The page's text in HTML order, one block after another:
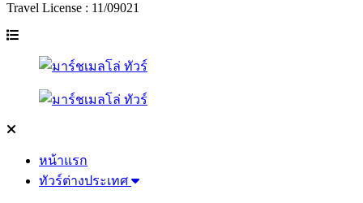
Travel License : 11/09021
หน้าแรก
ทัวร์ต่างประเทศ